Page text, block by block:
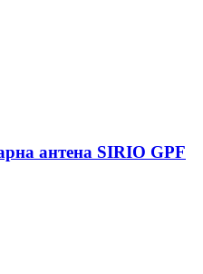
антена SIRIO GPF